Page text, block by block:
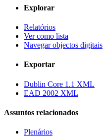
Explorar
Relatórios
Ver como lista
Navegar objectos digitais
Exportar
Dublin Core 1.1 XML
EAD 2002 XML
Assuntos relacionados
Plenários